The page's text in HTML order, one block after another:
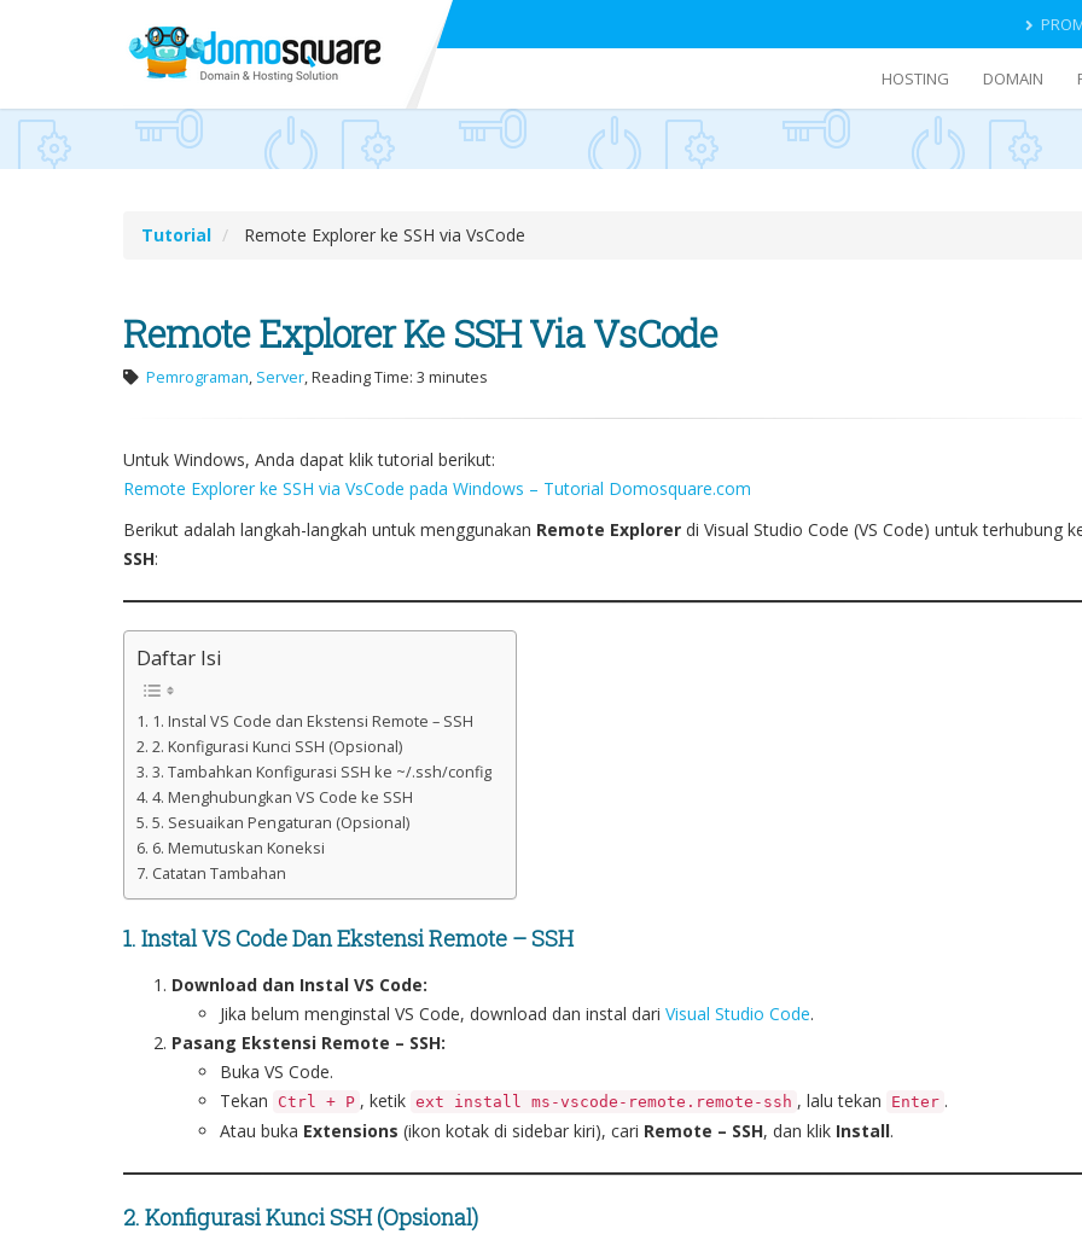
HOSTING DOMAIN
Tutorial Remote Explorer ke SSH via VsCode
Remote Explorer Ke SSH Via VsCode
Pemrograman, Server, Reading Time: 3 minutes
Untuk Windows, Anda dapat klik tutorial berikut:
Remote Explorer ke SSH via VsCode pada Windows – Tutorial Domosquare.com
Berikut adalah langkah-langkah untuk menggunakan Remote Explorer di Visual Studio Code (VS Code) untuk terhubung
SSH:
Daftar Isi
1. Instal VS Code dan Ekstensi Remote – SSH
2. Konfigurasi Kunci SSH (Opsional)
3. Tambahkan Konfigurasi SSH ke ~/.ssh/config
4. Menghubungkan VS Code ke SSH
5. Sesuaikan Pengaturan (Opsional)
6. Memutuskan Koneksi
Catatan Tambahan
1. Instal VS Code Dan Ekstensi Remote – SSH
Download dan Instal VS Code:
Jika belum menginstal VS Code, download dan instal dari Visual Studio Code.
Pasang Ekstensi Remote – SSH:
Buka VS Code.
Tekan
Ctrl + P , ketik ext install ms-vscode-remote.remote-ssh , lalu tekan Enter .
Atau buka Extensions (ikon kotak di sidebar kiri), cari Remote – SSH, dan klik Install.
2. Konfigurasi Kunci SSH (Opsional)